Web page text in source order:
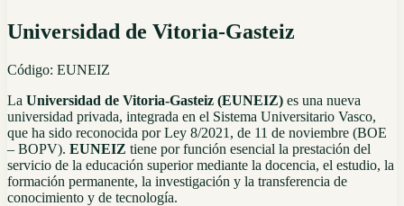
Universidad de Vitoria-Gasteiz
Código: EUNEIZ
La Universidad de Vitoria-Gasteiz (EUNEIZ) es una nueva
universidad privada, integrada en el Sistema Universitario Vasco,
que ha sido reconocida por Ley 8/2021, de 11 de noviembre (BOE
– BOPV). EUNEIZ tiene por función esencial la prestación del
servicio de la educación superior mediante la docencia, el estudio, la
formación permanente, la investigación y la transferencia de
conocimiento y de tecnología.